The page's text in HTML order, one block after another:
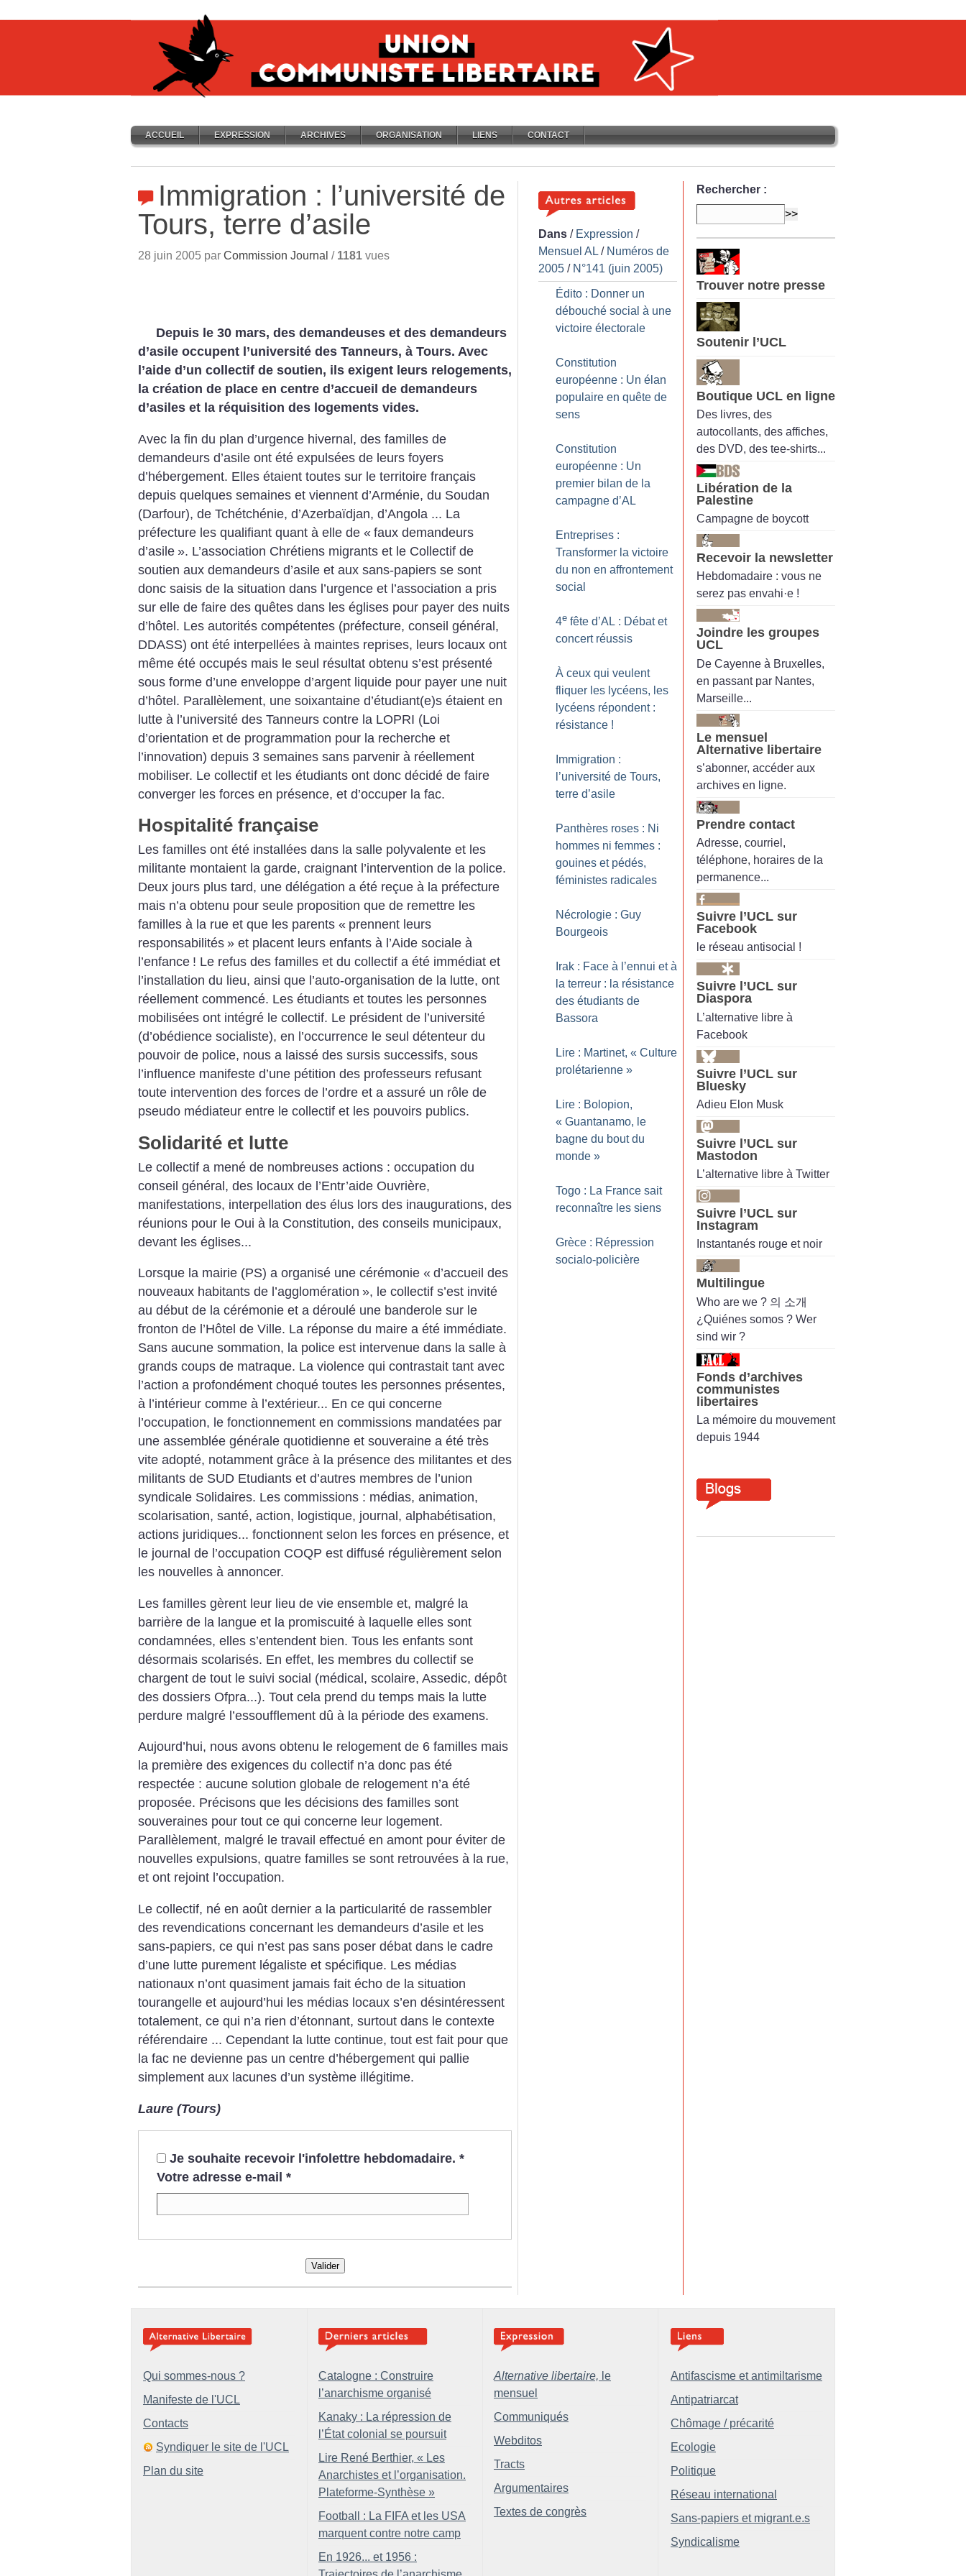
ACCUEIL EXPRESSION ARCHIVES ORGANISATION LIENS CONTACT
Immigration : l’université de
Tours, terre d’asile
28 juin 2005 par Commission Journal / 1181 vues
Depuis le 30 mars, des demandeuses et des demandeurs
d’asile occupent l’université des Tanneurs, à Tours. Avec
l’aide d’un collectif de soutien, ils exigent leurs relogements,
la création de place en centre d’accueil de demandeurs
d’asiles et la réquisition des logements vides.
Avec la fin du plan d’urgence hivernal, des familles de
demandeurs d’asile ont été expulsées de leurs foyers
d’hébergement. Elles étaient toutes sur le territoire français
depuis quelques semaines et viennent d’Arménie, du Soudan
(Darfour), de Tchétchénie, d’Azerbaïdjan, d’Angola ... La
préfecture les qualifiant quant à elle de « faux demandeurs
d’asile ». L’association Chrétiens migrants et le Collectif de
soutien aux demandeurs d’asile et aux sans-papiers se sont
donc saisis de la situation dans l’urgence et l’association a pris
sur elle de faire des quêtes dans les églises pour payer des nuits
d’hôtel. Les autorités compétentes (préfecture, conseil général,
DDASS) ont été interpellées à maintes reprises, leurs locaux ont
même été occupés mais le seul résultat obtenu s’est présenté
sous forme d’une enveloppe d’argent liquide pour payer une nuit
d’hôtel. Parallèlement, une soixantaine d’étudiant(e)s étaient en
lutte à l’université des Tanneurs contre la LOPRI (Loi
d’orientation et de programmation pour la recherche et
l’innovation) depuis 3 semaines sans parvenir à réellement
mobiliser. Le collectif et les étudiants ont donc décidé de faire
converger les forces en présence, et d’occuper la fac.
Hospitalité française
Les familles ont été installées dans la salle polyvalente et les
militante montaient la garde, craignant l’intervention de la police.
Deux jours plus tard, une délégation a été reçue à la préfecture
mais n’a obtenu pour seule proposition que de remettre les
familles à la rue et que les parents « prennent leurs
responsabilités » et placent leurs enfants à l’Aide sociale à
l’enfance ! Le refus des familles et du collectif a été immédiat et
l’installation du lieu, ainsi que l’auto-organisation de la lutte, ont
réellement commencé. Les étudiants et toutes les personnes
mobilisées ont intégré le collectif. Le président de l’université
(d’obédience socialiste), en l’occurrence le seul détenteur du
pouvoir de police, nous a laissé des sursis successifs, sous
l’influence manifeste d’une pétition des professeurs refusant
toute intervention des forces de l’ordre et a assuré un rôle de
pseudo médiateur entre le collectif et les pouvoirs publics.
Solidarité et lutte
Le collectif a mené de nombreuses actions : occupation du
conseil général, des locaux de l’Entr’aide Ouvrière,
manifestations, interpellation des élus lors des inaugurations, des
réunions pour le Oui à la Constitution, des conseils municipaux,
devant les églises...
Lorsque la mairie (PS) a organisé une cérémonie « d’accueil des
nouveaux habitants de l’agglomération », le collectif s’est invité
au début de la cérémonie et a déroulé une banderole sur le
fronton de l’Hôtel de Ville. La réponse du maire a été immédiate.
Sans aucune sommation, la police est intervenue dans la salle à
grands coups de matraque. La violence qui contrastait tant avec
l’action a profondément choqué toutes les personnes présentes,
à l’intérieur comme à l’extérieur... En ce qui concerne
l’occupation, le fonctionnement en commissions mandatées par
une assemblée générale quotidienne et souveraine a été très
vite adopté, notamment grâce à la présence des militantes et des
militants de SUD Etudiants et d’autres membres de l’union
syndicale Solidaires. Les commissions : médias, animation,
scolarisation, santé, action, logistique, journal, alphabétisation,
actions juridiques... fonctionnent selon les forces en présence, et
le journal de l’occupation COQP est diffusé régulièrement selon
les nouvelles à annoncer.
Les familles gèrent leur lieu de vie ensemble et, malgré la
barrière de la langue et la promiscuité à laquelle elles sont
condamnées, elles s’entendent bien. Tous les enfants sont
désormais scolarisés. En effet, les membres du collectif se
chargent de tout le suivi social (médical, scolaire, Assedic, dépôt
des dossiers Ofpra...). Tout cela prend du temps mais la lutte
perdure malgré l’essoufflement dû à la période des examens.
Aujourd’hui, nous avons obtenu le relogement de 6 familles mais
la première des exigences du collectif n’a donc pas été
respectée : aucune solution globale de relogement n’a été
proposée. Précisons que les décisions des familles sont
souveraines pour tout ce qui concerne leur logement.
Parallèlement, malgré le travail effectué en amont pour éviter de
nouvelles expulsions, quatre familles se sont retrouvées à la rue,
et ont rejoint l’occupation.
Le collectif, né en août dernier a la particularité de rassembler
des revendications concernant les demandeurs d’asile et les
sans-papiers, ce qui n’est pas sans poser débat dans le cadre
d’une lutte purement légaliste et spécifique. Les médias
nationaux n’ont quasiment jamais fait écho de la situation
tourangelle et aujourd’hui les médias locaux s’en désintéressent
totalement, ce qui n’a rien d’étonnant, surtout dans le contexte
référendaire ... Cependant la lutte continue, tout est fait pour que
la fac ne devienne pas un centre d’hébergement qui pallie
simplement aux lacunes d’un système illégitime.
Laure (Tours)
Je souhaite recevoir l'infolettre hebdomadaire. *
Votre adresse e-mail *
Valider
Dans / Expression /
Mensuel AL / Numéros de
2005 / N°141 (juin 2005)
Édito : Donner un
débouché social à une
victoire électorale
Constitution
européenne : Un élan
populaire en quête de
sens
Constitution
européenne : Un
premier bilan de la
campagne d’AL
Entreprises :
Transformer la victoire
du non en affrontement
social
4e fête d’AL : Débat et
concert réussis
À ceux qui veulent
fliquer les lycéens, les
lycéens répondent :
résistance !
Immigration :
l’université de Tours,
terre d’asile
Panthères roses : Ni
hommes ni femmes :
gouines et pédés,
féministes radicales
Nécrologie : Guy
Bourgeois
Irak : Face à l’ennui et à
la terreur : la résistance
des étudiants de
Bassora
Lire : Martinet, « Culture
prolétarienne »
Lire : Bolopion,
« Guantanamo, le
bagne du bout du
monde »
Togo : La France sait
reconnaître les siens
Grèce : Répression
socialo-policière
Rechercher :
Trouver notre presse
Soutenir l’UCL
Boutique UCL en ligne
Des livres, des
autocollants, des affiches,
des DVD, des tee-shirts...
Libération de la
Palestine
Campagne de boycott
Recevoir la newsletter
Hebdomadaire : vous ne
serez pas envahi·e !
Joindre les groupes
UCL
De Cayenne à Bruxelles,
en passant par Nantes,
Marseille...
Le mensuel
Alternative libertaire
s’abonner, accéder aux
archives en ligne.
Prendre contact
Adresse, courriel,
téléphone, horaires de la
permanence...
Suivre l’UCL sur
Facebook
le réseau antisocial !
Suivre l’UCL sur
Diaspora
L’alternative libre à
Facebook
Suivre l’UCL sur
Bluesky
Adieu Elon Musk
Suivre l’UCL sur
Mastodon
L’alternative libre à Twitter
Suivre l’UCL sur
Instagram
Instantanés rouge et noir
Multilingue
Who are we ? 의 소개
¿Quiénes somos ? Wer
sind wir ?
Fonds d’archives
communistes
libertaires
La mémoire du mouvement
depuis 1944
Qui sommes-nous ?
Manifeste de l'UCL
Contacts
Syndiquer le site de l'UCL
Plan du site
Catalogne : Construire
l’anarchisme organisé
Kanaky : La répression de
l’État colonial se poursuit
Lire René Berthier, « Les
Anarchistes et l’organisation.
Plateforme-Synthèse »
Football : La FIFA et les USA
marquent contre notre camp
En 1926... et 1956 :
Alternative libertaire, le
mensuel
Communiqués
Webditos
Tracts
Argumentaires
Textes de congrès
Antifascisme et antimiltarisme
Antipatriarcat
Chômage / précarité
Ecologie
Politique
Réseau international
Sans-papiers et migrant.e.s
Syndicalisme